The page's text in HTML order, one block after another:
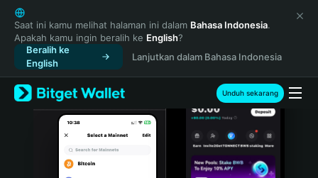
English
日本語
Tiếng Việt
Русский
Español (Latinoamérica)
Türkçe
Italiano
Saat ini kamu melihat halaman ini dalam Bahasa Indonesia.
Apakah kamu ingin beralih ke English?
Beralih ke
English
Lanjutkan dalam Bahasa Indonesia
Unduh sekarang